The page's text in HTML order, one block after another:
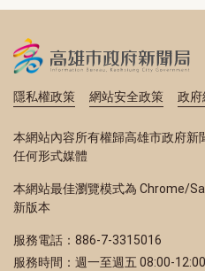
隱私權政策 網站安全政策 政府
本網站內容所有權歸高雄市政府
任何形式媒體
本網站最佳瀏覽模式為 Chrome/
新版本
服務電話：886-7-3315016
服務時間：週一至週五 08:00-